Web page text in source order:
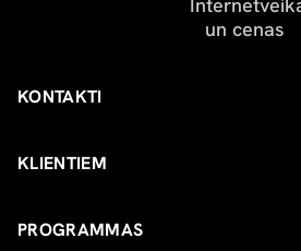
KONTAKTI
KLIENTIEM
PROGRAMMAS